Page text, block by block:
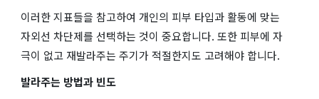
이러한 지표들을 참고하여 개인의 피부 타입과 활동에 맞는
자외선 차단제를 선택하는 것이 중요합니다. 또한 피부에 자
극이 없고 재발라주는 주기가 적절한지도 고려해야 합니다.
발라주는 방법과 빈도